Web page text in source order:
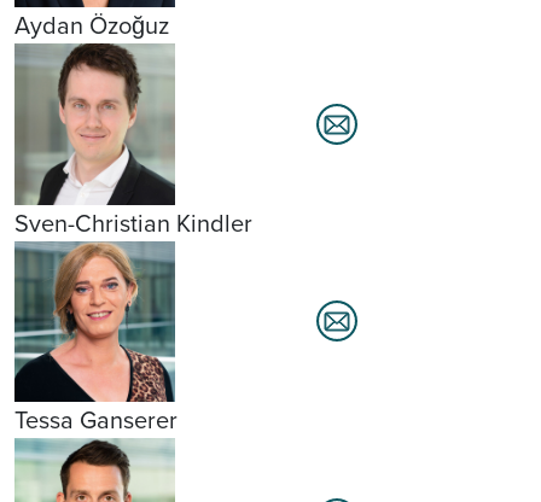
Aydan Özoğuz
Sven-Christian Kindler
Tessa Ganserer